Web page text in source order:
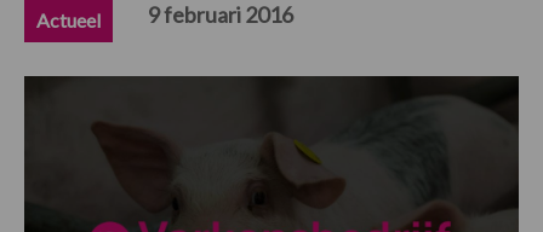
Actueel 9 februari 2016